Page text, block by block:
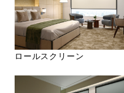
ロールスクリーン